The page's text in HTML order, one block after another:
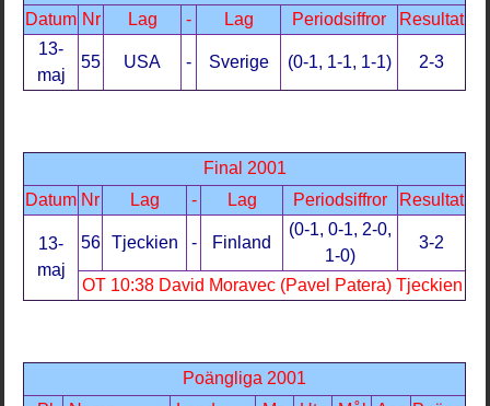
Datum Nr Lag - Lag Periodsiffror
Resultat
13-
maj
55 USA - Sverige (0-1, 1-1, 1-1) 2-3
Final 2001
Datum Nr Lag - Lag Periodsiffror Resultat
13-
maj
56 Tjeckien - Finland
(0-1, 0-1, 2-0,
1-0)
3-2
OT 10:38 David Moravec (Pavel Patera) Tjeckien
Poängliga 2001